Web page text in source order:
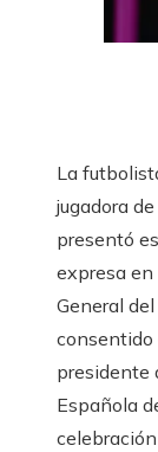
La
jugadora
presentó
expresa en
General
consentido
presidente
Española